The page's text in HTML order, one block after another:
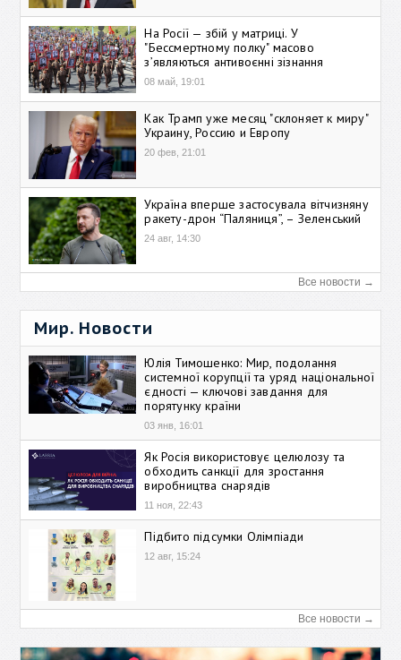
На Росії — збій у матриці. У
"Бессмертному полку" масово
зʼявляються антивоєнні зізнання
08 май, 19:01
Как Трамп уже месяц "склоняет к миру"
Украину, Россию и Европу
20 фев, 21:01
Україна вперше застосувала вітчизняну
ракету-дрон “Паляниця”, – Зеленський
24 авг, 14:30
Все новости →
Мир. Новости
Юлія Тимошенко: Мир, подолання
системної корупції та уряд національної
єдності — ключові завдання для
порятунку країни
03 янв, 16:01
Як Росія використовує целюлозу та
обходить санкції для зростання
виробництва снарядів
11 ноя, 22:43
Підбито підсумки Олімпіади
12 авг, 15:24
Все новости →